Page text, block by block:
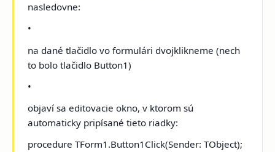
nasledovne:
•
na dané tlačidlo vo formulári dvojklikneme (nech
to bolo tlačidlo Button1)
•
objaví sa editovacie okno, v ktorom sú
automaticky pripísané tieto riadky:
procedure TForm1.Button1Click(Sender: TObject);